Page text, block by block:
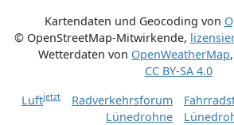
Kartendaten und Geocoding von
© OpenStreetMap-Mitwirkende,
Wetterdaten von OpenWeatherMap,
CC BY-SA 4.0
Luftjetzt Radverkehrsforum
Lünedrohne